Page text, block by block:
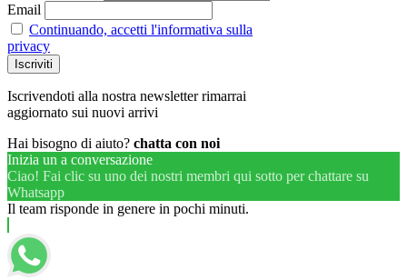
Email
Continuando, accetti l'informativa sulla
privacy
Iscrivendoti alla nostra newsletter rimarrai
aggiornato sui nuovi arrivi
Hai bisogno di aiuto? chatta con noi
Inizia un a conversazione
Ciao! Fai clic su uno dei nostri membri qui sotto per chattare su
Whatsapp
Il team risponde in genere in pochi minuti.